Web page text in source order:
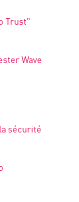
Trust"
Wave
sécurité